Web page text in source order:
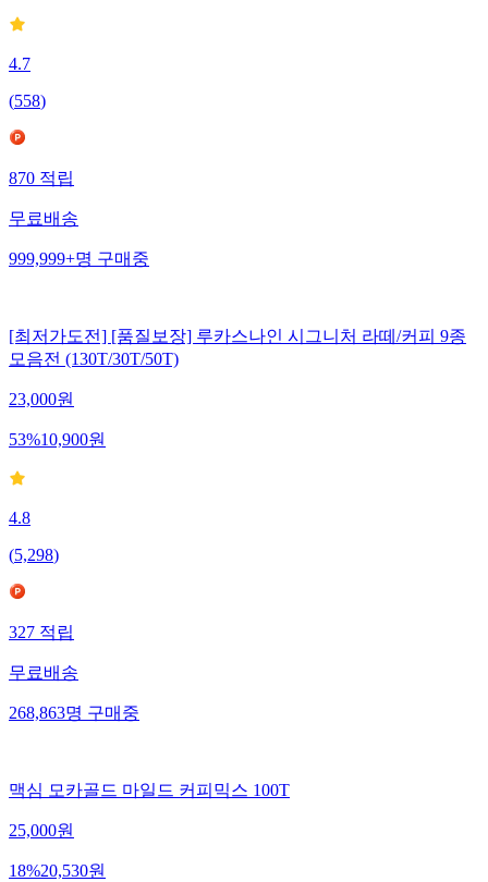
4.7
(558)
870 적립
무료배송
999,999+명 구매중
[최저가도전] [품질보장] 루카스나인 시그니처 라떼/커피 9종
모음전 (130T/30T/50T)
23,000원
53%10,900원
4.8
(5,298)
327 적립
무료배송
268,863명 구매중
맥심 모카골드 마일드 커피믹스 100T
25,000원
18%20,530원